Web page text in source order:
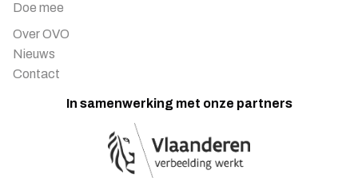
Doe mee
Over OVO
Nieuws
Contact
In samenwerking met onze partners